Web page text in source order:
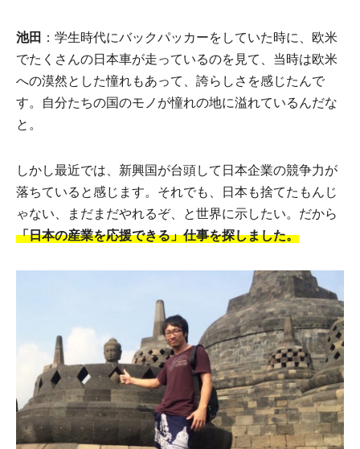
池田 ：学生時代にバックパッカーをしていた時に、欧米
でたくさんの日本車が走っているのを見て、当時は欧米
への漠然とした憧れもあって、誇らしさを感じたんで
す。自分たちの国のモノが憧れの地に溢れているんだな
と。
しかし最近では、新興国が台頭して日本企業の競争力が
落ちていると感じます。それでも、日本も捨てたもんじ
ゃない、まだまだやれるぞ、と世界に示したい。だから
「日本の産業を応援できる」仕事を探しました。